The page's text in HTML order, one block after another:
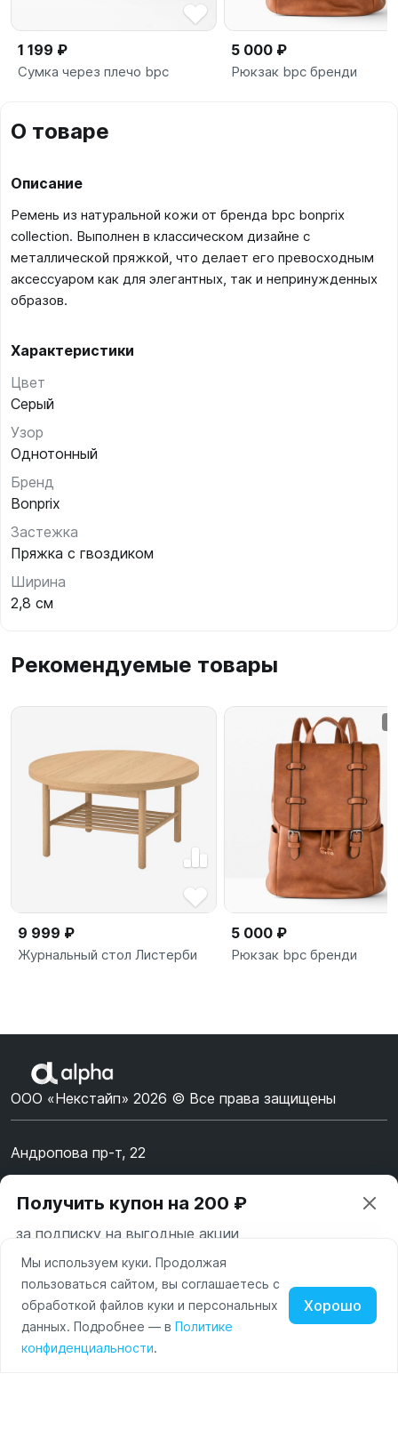
Наушники
Умные
1 199 ₽
Сумка через плечо bpc
5 000 ₽
Рюкзак bpc бренди
О товаре
Описание
Ремень из натуральной кожи от бренда bpc bonprix
collection. Выполнен в классическом дизайне с
металлической пряжкой, что делает его превосходным
аксессуаром как для элегантных, так и непринужденных
образов.
Характеристики
Цвет
Серый
Узор
Однотонный
Бренд
Bonprix
Застежка
Пряжка с гвоздиком
Ширина
2,8 см
Рекомендуемые товары
9 999 ₽
Журнальный стол Листерби
5 000 ₽
Рюкзак bpc бренди
ООО «Некстайп» 2026 © Все права защищены
Андропова пр-т, 22
8 (800) 123-55-44
msk@alpha-demo.ru
Акции
О магазине
Оплата
Получить купон на 200 ₽
за подписку на выгодные акции
Нажимая на кнопку «Подписаться» вы соглашаетесь с
условиями пользования и политикой конфиденциальности
сайта
Ваш город —Москва
Московская область
Изменить
Мы используем куки. Продолжая
пользоваться сайтом, вы соглашаетесь с
обработкой файлов куки и персональных
данных. Подробнее — в Политике
конфиденциальности.
Хорошо